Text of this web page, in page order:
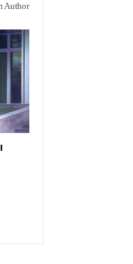
Author